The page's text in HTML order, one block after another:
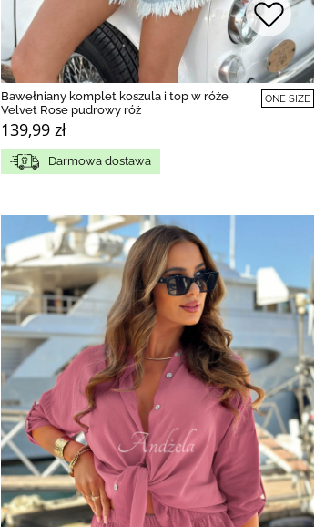
Bawełniany komplet koszula i top w róże
Velvet Rose pudrowy róż
139,99 zł
ONE SIZE
Darmowa dostawa